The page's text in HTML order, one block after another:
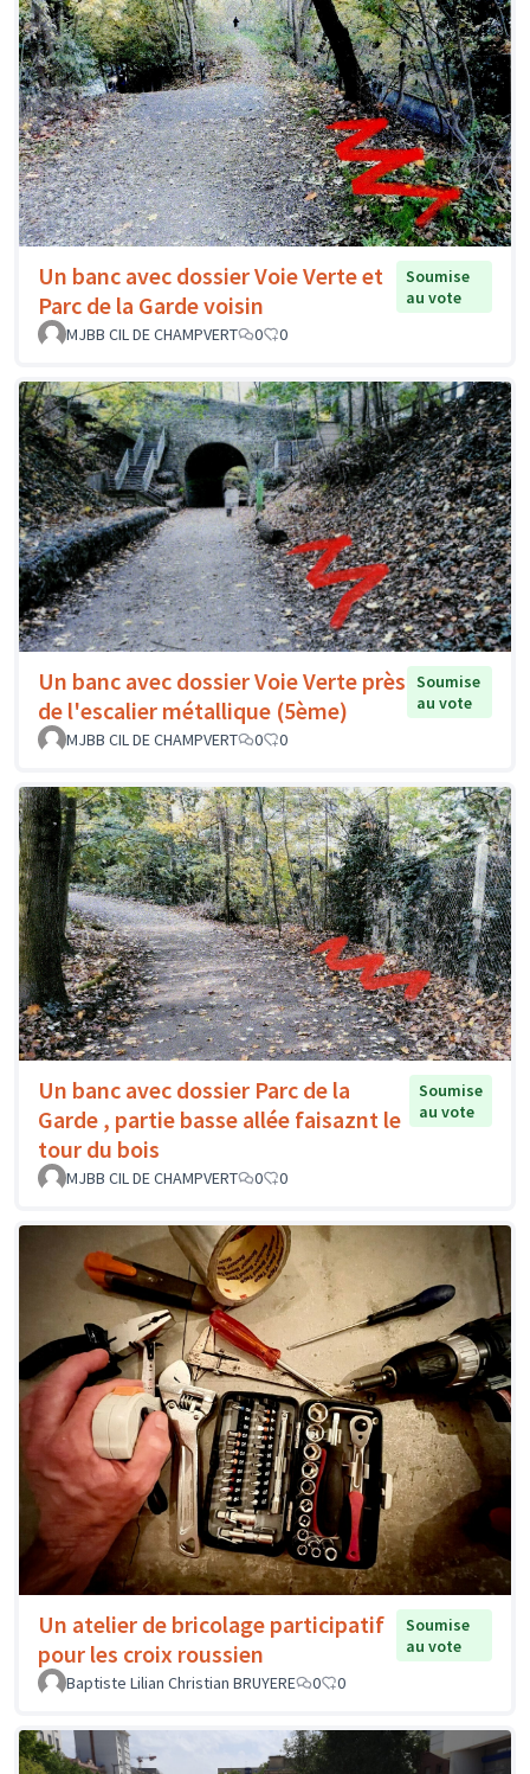
Un banc avec dossier Voie Verte et
Parc de la Garde voisin
Soumise
au vote
MJBB CIL DE CHAMPVERT
0 0
Un banc avec dossier Voie Verte près
de l'escalier métallique (5ème)
Soumise
au vote
MJBB CIL DE CHAMPVERT
0 0
Un banc avec dossier Parc de la
Garde , partie basse allée faisaznt le
tour du bois
Soumise
au vote
MJBB CIL DE CHAMPVERT 0 0
Un atelier de bricolage participatif
pour les croix roussien
Soumise
au vote
Baptiste Lilian Christian BRUYERE
0 0